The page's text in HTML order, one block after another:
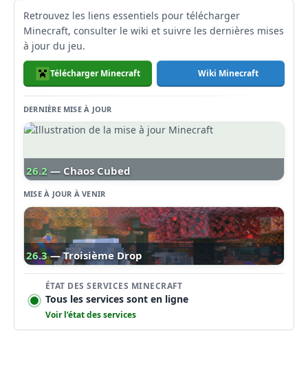
Retrouvez les liens essentiels pour télécharger
Minecraft, consulter le wiki et suivre les dernières mises
à jour du jeu.
Télécharger Minecraft Wiki Minecraft
DERNIÈRE MISE À JOUR
26.2 — Chaos Cubed
MISE À JOUR À VENIR
26.3 — Troisième Drop
ÉTAT DES SERVICES MINECRAFT
Tous les services sont en ligne
Voir l’état des services